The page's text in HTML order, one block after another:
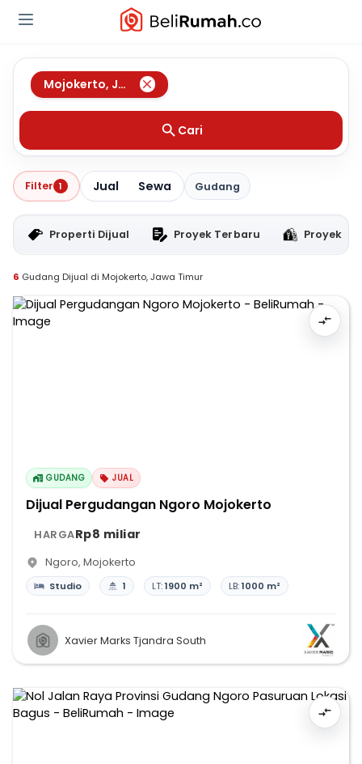
Mojokerto, Jawa Timur
Cari
Filter 1 Jual Sewa Gudang
Properti Dijual Proyek Terbaru Proyek
6 Gudang Dijual di Mojokerto, Jawa Timur
GUDANG JUAL
Dijual Pergudangan Ngoro Mojokerto
HARGARp8 miliar
Ngoro, Mojokerto
Studio 1 LT:1900 m² LB:1000 m²
Xavier Marks Tjandra South